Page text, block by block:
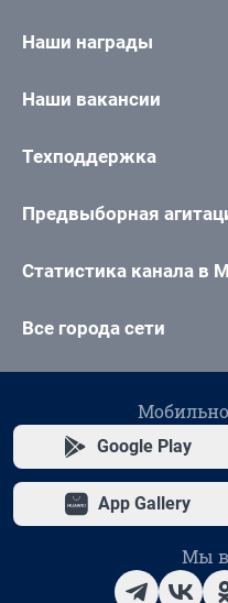
Наши награды
Наши вакансии
Техподдержка
Предвыборная
Статистика канала в
Все города сети
Google Play
App Gallery
Мы в